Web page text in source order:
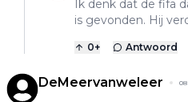
Ik denk dat de fifa
is gevonden. Hij
0+ Antwoord
DeMeervanweleer